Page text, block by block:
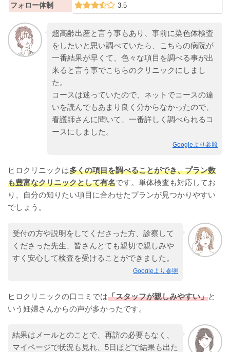
フォロー体制 3.5
超高齢出産と言う事もあり、事前に染色体検査
をしたいと思い調べていたら、こちらの病院が
一番結果が早くて、色々な項目を調べる事が出
来ると言う事でこちらのクリニックにしまし
た。
コースは迷っていたので、ネットでコースの違
いを読んでもあまり良く分からなかったので、
看護師さんに聞いて、一番詳しく調べられるコ
ースにしました。
Googleより参照
ヒロクリニックは多くの項目を調べることができ、プラン数
も豊富なクリニックとして有名です。単体検査も対応してお
り、自分の知りたい項目に合わせたプランが見つかりやすい
でしょう。
受付の方や説明をしてくださった方、診察して
くださった先生、皆さんとても親切で親しみや
すく安心して検査を受けることができました。
Googleより参照
ヒロクリニックの口コミでは「スタッフが親しみやすい」と
いう妊婦さんからの声が多かったです。
結果はメールとのことで、再訪の必要もなく、
マイページで状況も見れ、5日ほどで結果も出た